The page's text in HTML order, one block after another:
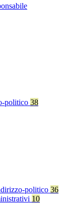
politico 38
politico 36
10